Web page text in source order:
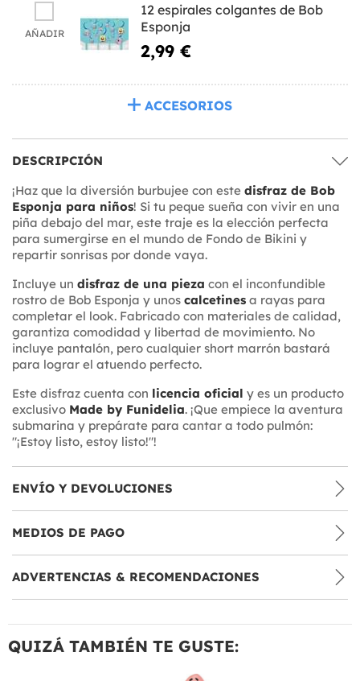
AÑADIR
12 espirales colgantes de Bob
Esponja
2,99 €
ACCESORIOS
DESCRIPCIÓN
¡Haz que la diversión burbujee con este disfraz de Bob
Esponja para niños! Si tu peque sueña con vivir en una
piña debajo del mar, este traje es la elección perfecta
para sumergirse en el mundo de Fondo de Bikini y
repartir sonrisas por donde vaya.
Incluye un disfraz de una pieza con el inconfundible
rostro de Bob Esponja y unos calcetines a rayas para
completar el look. Fabricado con materiales de calidad,
garantiza comodidad y libertad de movimiento. No
incluye pantalón, pero cualquier short marrón bastará
para lograr el atuendo perfecto.
Este disfraz cuenta con licencia oficial y es un producto
exclusivo Made by Funidelia. ¡Que empiece la aventura
submarina y prepárate para cantar a todo pulmón:
"¡Estoy listo, estoy listo!"!
ENVÍO Y DEVOLUCIONES
MEDIOS DE PAGO
ADVERTENCIAS & RECOMENDACIONES
QUIZÁ TAMBIÉN TE GUSTE: